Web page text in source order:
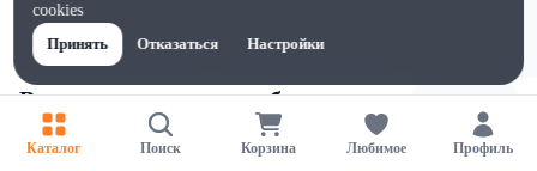
Влажные корма для собак
Каталог Поиск Корзина Любимое Профиль
cookies
Принять
Отказаться Настройки